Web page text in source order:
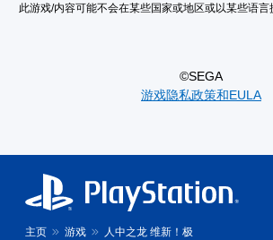
此游戏/内容可能不会在某些国家或地区或以某些语言
©SEGA
游戏隐私政策和EULA
主页 游戏 人中之龙 维新！极